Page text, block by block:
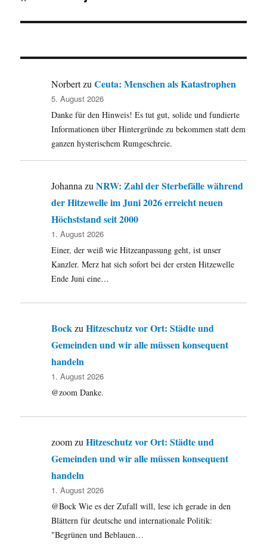
NorbertzuCeuta: Menschen als Katastrophen
5. August 2026
Danke für den Hinweis! Es tut gut, solide und fundierte
Informationen über Hintergründe zu bekommen statt dem
ganzen hysterischem Rumgeschreie.
Johanna zuNRW: Zahl der Sterbefälle während
der Hitzewelle im Juni 2026 erreicht neuen
Höchststand seit 2000
1. August 2026
Einer, der weiß wie Hitzeanpassung geht, ist unser
Kanzler. Merz hat sich sofort bei der ersten Hitzewelle
Ende Juni eine…
BockzuHitzeschutz vor Ort: Städte und
Gemeinden und wir alle müssen konsequent
handeln
1. August 2026
@zoom Danke.
zoomzuHitzeschutz vor Ort: Städte und
Gemeinden und wir alle müssen konsequent
handeln
1. August 2026
@Bock Wie es der Zufall will, lese ich gerade in den
Blättern für deutsche und internationale Politik:
"Begrünen und Beblauen…